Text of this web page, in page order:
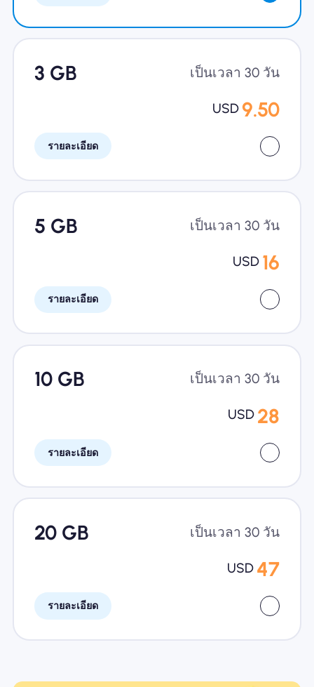
3 GB เป็นเวลา 30 วัน
USD 9.50
รายละเอียด
5 GB เป็นเวลา 30 วัน
USD 16
รายละเอียด
10 GB เป็นเวลา 30 วัน
USD 28
รายละเอียด
20 GB เป็นเวลา 30 วัน
USD 47
รายละเอียด